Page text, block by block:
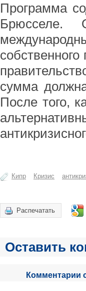
Программа
Брюсселе.
сумма
После того,
Кипр Кризис
Распечатать
Оставить
Комментарии